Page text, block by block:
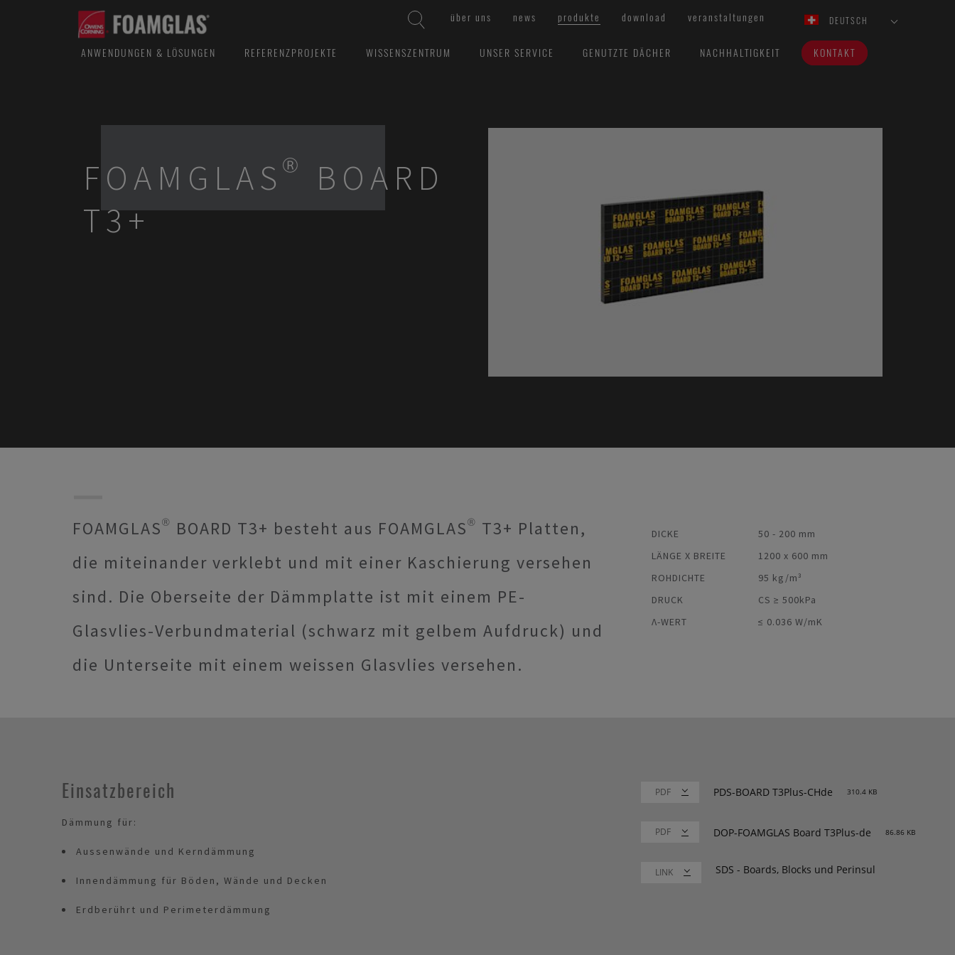
über uns news produkte download veranstaltungen DEUTSCH
ANWENDUNGEN & LÖSUNGEN REFERENZPROJEKTE WISSENSZENTRUM UNSER SERVICE GENUTZTE DÄCHER NACHHALTIGKEIT KONTAKT
FOAMGLAS® BOARD
T3+
FOAMGLAS® BOARD T3+ besteht aus FOAMGLAS® T3+ Platten,
die miteinander verklebt und mit einer Kaschierung versehen
sind. Die Oberseite der Dämmplatte ist mit einem PE-
Glasvlies-Verbundmaterial (schwarz mit gelbem Aufdruck) und
die Unterseite mit einem weissen Glasvlies versehen.
DICKE
50 - 200 mm
LÄNGE X BREITE
1200 x 600 mm
ROHDICHTE
95 kg/m³
DRUCK
CS ≥ 500kPa
Λ-WERT
≤ 0.036 W/mK
Einsatzbereich
Dämmung für:
Aussenwände und Kerndämmung
Innendämmung für Böden, Wände und Decken
Erdberührt und Perimeterdämmung
PDS-BOARD T3Plus-CHde 310.4 KB
DOP-FOAMGLAS Board T3Plus-de 86.86 KB
LINK SDS - Boards, Blocks und Perinsul